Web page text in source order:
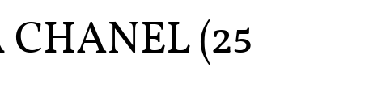
(25